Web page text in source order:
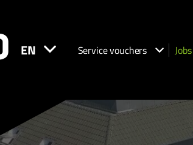
EN Service vouchers Jobs